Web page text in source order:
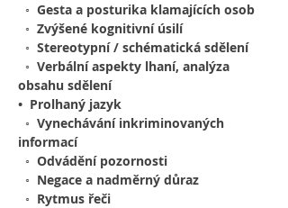
◦  Gesta a posturika klamajících osob
◦  Zvýšené kognitivní úsilí
◦  Stereotypní / schématická sdělení
◦  Verbální aspekty lhaní, analýza
obsahu sdělení
•  Prolhaný jazyk
◦  Vynechávání inkriminovaných
informací
◦  Odvádění pozornosti
◦  Negace a nadměrný důraz
◦  Rytmus řeči